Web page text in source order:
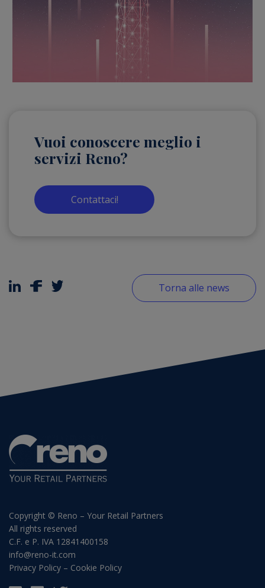
Vuoi conoscere meglio i
servizi Reno?
Contattaci!
Torna alle news
Copyright © Reno – Your Retail Partners
All rights reserved
C.F. e P. IVA 12841400158
info@reno-it.com
Privacy Policy – Cookie Policy